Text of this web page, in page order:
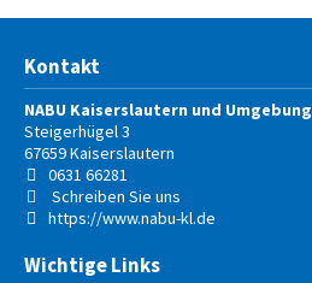
Kontakt
NABU Kaiserslautern und Umgebung
Steigerhügel 3
67659Kaiserslautern
0631 66281
Schreiben Sie uns
https://www.nabu-kl.de
Wichtige Links